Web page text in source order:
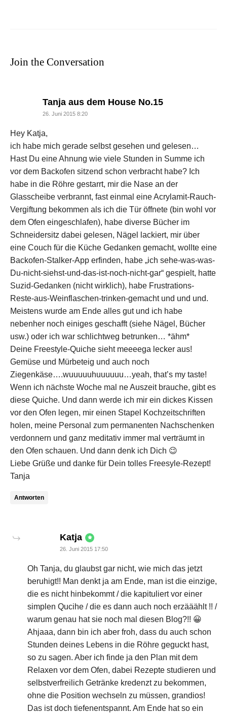
Join the Conversation
Tanja aus dem House No.15says:
26. Juni 2015 8:20
Hey Katja,
ich habe mich gerade selbst gesehen und gelesen…
Hast Du eine Ahnung wie viele Stunden in Summe ich
vor dem Backofen sitzend schon verbracht habe? Ich
habe in die Röhre gestarrt, mir die Nase an der
Glasscheibe verbrannt, fast einmal eine Acrylamit-Rauch-
Vergiftung bekommen als ich die Tür öffnete (bin wohl vor
dem Ofen eingeschlafen), habe diverse Bücher im
Schneidersitz dabei gelesen, Nägel lackiert, mir über
eine Couch für die Küche Gedanken gemacht, wollte eine
Backofen-Stalker-App erfinden, habe „ich sehe-was-was-
Du-nicht-siehst-und-das-ist-noch-nicht-gar“ gespielt, hatte
Suzid-Gedanken (nicht wirklich), habe Frustrations-
Reste-aus-Weinflaschen-trinken-gemacht und und und.
Meistens wurde am Ende alles gut und ich habe
nebenher noch einiges geschafft (siehe Nägel, Bücher
usw.) oder ich war schlichtweg betrunken… *ähm*
Deine Freestyle-Quiche sieht meeeega lecker aus!
Gemüse und Mürbeteig und auch noch
Ziegenkäse….wuuuuuhuuuuuu…yeah, that’s my taste!
Wenn ich nächste Woche mal ne Auszeit brauche, gibt es
diese Quiche. Und dann werde ich mir ein dickes Kissen
vor den Ofen legen, mir einen Stapel Kochzeitschriften
holen, meine Personal zum permanenten Nachschenken
verdonnern und ganz meditativ immer mal verträumt in
den Ofen schauen. Und dann denk ich Dich 😉
Liebe Grüße und danke für Dein tolles Freesyle-Rezept!
Tanja
Antworten
Katja says:
26. Juni 2015 17:50
Oh Tanja, du glaubst gar nicht, wie mich das jetzt
beruhigt!! Man denkt ja am Ende, man ist die einzige,
die es nicht hinbekommt / die kapituliert vor einer
simplen Qucihe / die es dann auch noch erzääählt !! /
warum genau hat sie noch mal diesen Blog?!! 😀
Ahjaaa, dann bin ich aber froh, dass du auch schon
Stunden deines Lebens in die Röhre geguckt hast,
so zu sagen. Aber ich finde ja den Plan mit dem
Relaxen vor dem Ofen, dabei Rezepte studieren und
selbstverfreilich Getränke kredenzt zu bekommen,
ohne die Position wechseln zu müssen, grandios!
Das ist doch tiefenentspannt. Am Ende hat so ein